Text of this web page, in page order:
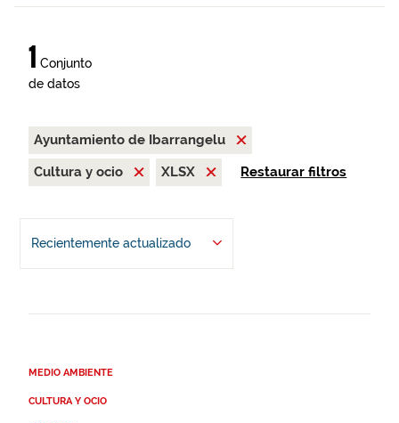
1 Conjunto
de datos
Ayuntamiento de Ibarrangelu
Cultura y ocio
XLSX Restaurar filtros
Recientemente actualizado
MEDIO AMBIENTE
CULTURA Y OCIO